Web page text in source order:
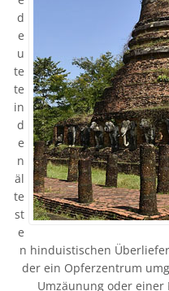
d
e
u
te
te
in
d
e
n
äl
te
st
e
n hinduistischen
der ein Opferzentrum
Umzäunung oder